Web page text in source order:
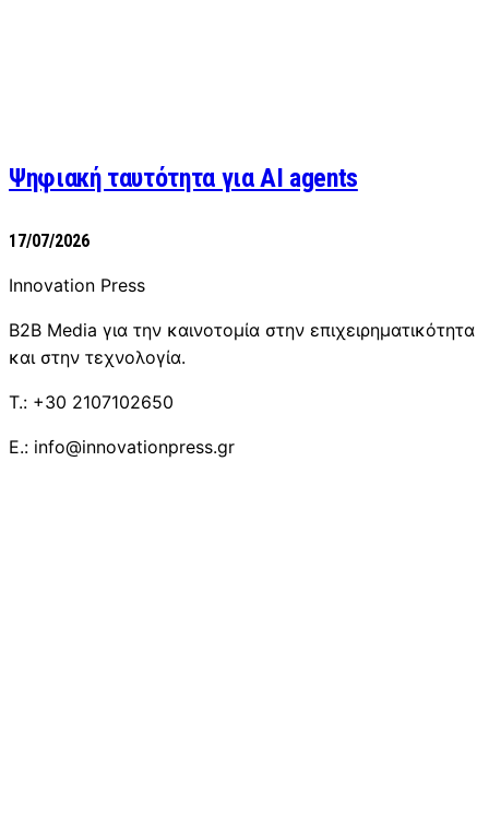
Ψηφιακή ταυτότητα για AI agents
17/07/2026
Innovation Press
B2B Media για την καινοτομία στην επιχειρηματικότητα
και στην τεχνολογία.
T.: +30 2107102650
E.: info@innovationpress.gr